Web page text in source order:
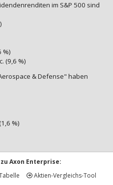
im S&P 500 sind
%)
(9,6 %)
& Defense" haben
%)
Axon Enterprise:
Aktien-Vergleichs-Tool